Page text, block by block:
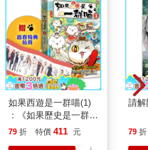
如果西遊是一群喵(1)
：《如果歷史是一群
喵》作者最新力作，附
79 折 特價 411 元
請解
79 折